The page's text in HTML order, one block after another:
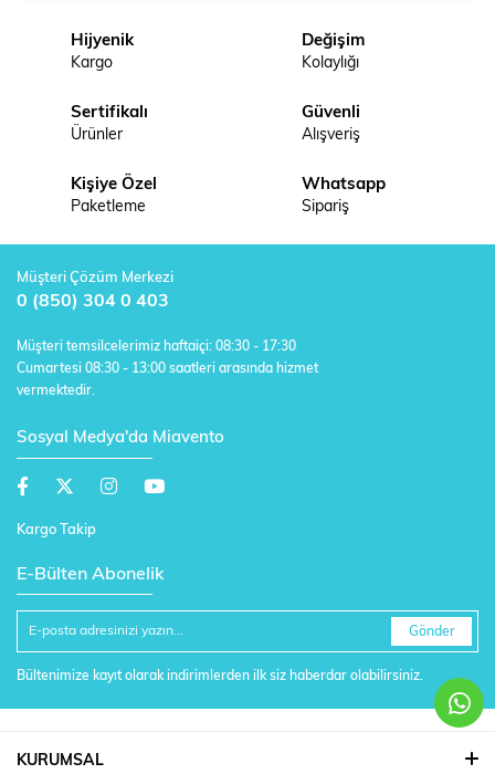
Hijyenik
Kargo
Değişim
Kolaylığı
Sertifikalı
Ürünler
Güvenli
Alışveriş
Kişiye Özel
Paketleme
Whatsapp
Sipariş
Müşteri Çözüm Merkezi
0 (850) 304 0 403
Müşteri temsilcelerimiz haftaiçi: 08:30 - 17:30
Cumartesi 08:30 - 13:00 saatleri arasında hizmet
vermektedir.
Sosyal Medya'da Miavento
Kargo Takip
E-Bülten Abonelik
Gönder
Bültenimize kayıt olarak indirimlerden ilk siz haberdar olabilirsiniz.
KURUMSAL